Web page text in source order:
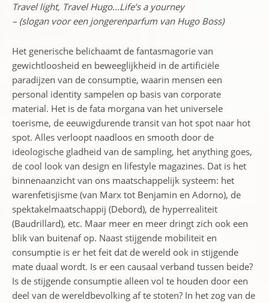
Travel light, Travel Hugo…Life’s a yourney
– (slogan voor een jongerenparfum van Hugo Boss)
Het generische belichaamt de fantasmagorie van
gewichtloosheid en beweeglijkheid in de artificiële
paradijzen van de consumptie, waarin mensen een
personal identity sampelen op basis van corporate
material. Het is de fata morgana van het universele
toerisme, de eeuwigdurende transit van hot spot naar hot
spot. Alles verloopt naadloos en smooth door de
ideologische gladheid van de sampling, het anything goes,
de cool look van design en lifestyle magazines. Dat is het
binnenaanzicht van ons maatschappelijk systeem: het
warenfetisjisme (van Marx tot Benjamin en Adorno), de
spektakelmaatschappij (Debord), de hyperrealiteit
(Baudrillard), etc. Maar meer en meer dringt zich ook een
blik van buitenaf op. Naast stijgende mobiliteit en
consumptie is er het feit dat de wereld ook in stijgende
mate duaal wordt. Is er een causaal verband tussen beide?
Is de stijgende consumptie alleen vol te houden door een
deel van de wereldbevolking af te stoten? In het zog van de